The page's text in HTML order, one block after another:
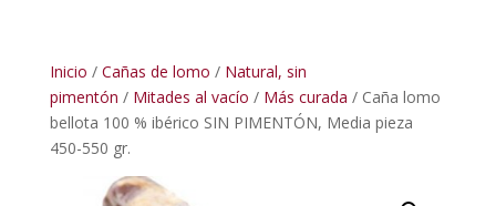
Inicio / Cañas de lomo / Natural, sin
pimentón / Mitades al vacío / Más curada / Caña lomo
bellota 100 % ibérico SIN PIMENTÓN, Media pieza
450-550 gr.